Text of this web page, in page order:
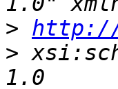
> http://
>